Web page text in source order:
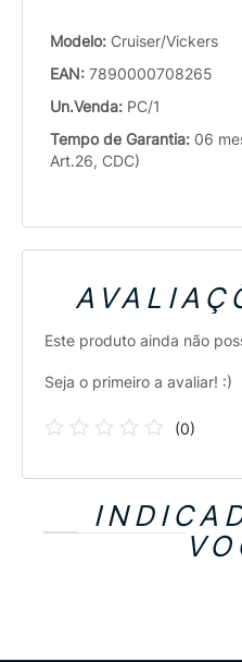
Modelo: Cruiser/Vickers
EAN: 7890000708265
Un.Venda: PC/1
Tempo de Garantia: 06
Art.26, CDC)
Este produto ainda não
Seja o primeiro a avaliar! :)
(0)